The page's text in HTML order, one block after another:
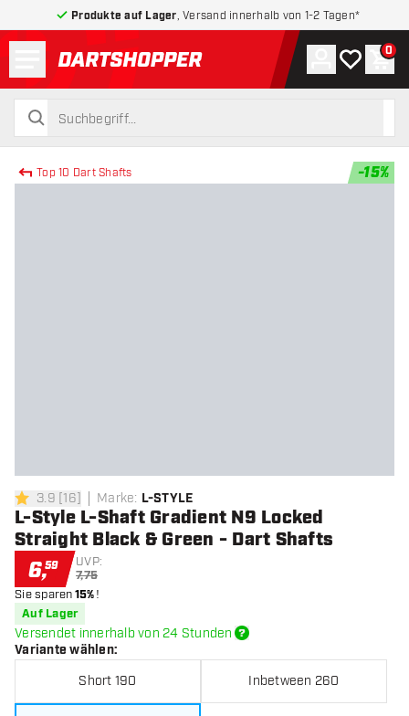
Produkte auf Lager , Versand innerhalb von 1-2 Tagen*
zurück zur Startseite
suchen
suchen
Konto
Meine 0
Top 10 Dart Shafts -15%
3.9 Bewertungssterne
3.9 [16] Marke: L-STYLE
L-Style L-Shaft Gradient N9 Locked
Straight Black & Green - Dart Shafts
6,59 UVP:
7,75
Sie sparen15%!
Auf Lager
Versendet innerhalb von 24 Stunden
Variante wählen:
Short 190 Inbetween 260